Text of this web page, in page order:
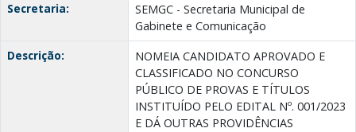
Secretaria:
SEMGC - Secretaria Municipal de
Gabinete e Comunicação
Descrição:
NOMEIA CANDIDATO APROVADO E
CLASSIFICADO NO CONCURSO
PÚBLICO DE PROVAS E TÍTULOS
INSTITUÍDO PELO EDITAL Nº. 001/2023
E DÁ OUTRAS PROVIDÊNCIAS